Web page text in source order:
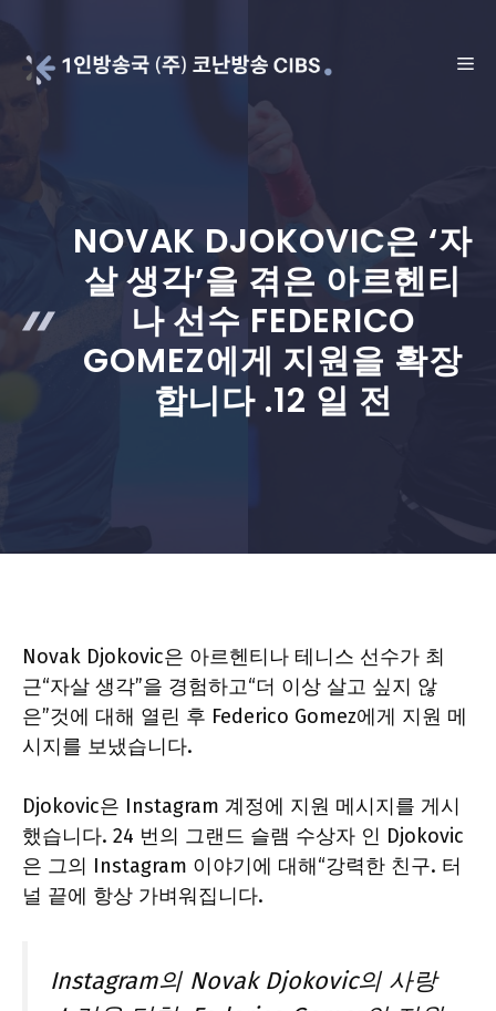
content
NOVAK DJOKOVIC은 ‘자
살 생각’을 겪은 아르헨티
나 선수 FEDERICO
GOMEZ에게 지원을 확장
합니다 .12 일 전
Novak Djokovic은 아르헨티나 테니스 선수가 최
근“자살 생각”을 경험하고“더 이상 살고 싶지 않
은”것에 대해 열린 후 Federico Gomez에게 지원 메
시지를 보냈습니다.
Djokovic은 Instagram 계정에 지원 메시지를 게시
했습니다. 24 번의 그랜드 슬램 수상자 인 Djokovic
은 그의 Instagram 이야기에 대해“강력한 친구. 터
널 끝에 항상 가벼워집니다.
Instagram의 Novak Djokovic의 사랑